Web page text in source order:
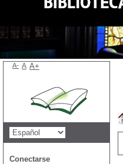
A- A A+
Conectarse